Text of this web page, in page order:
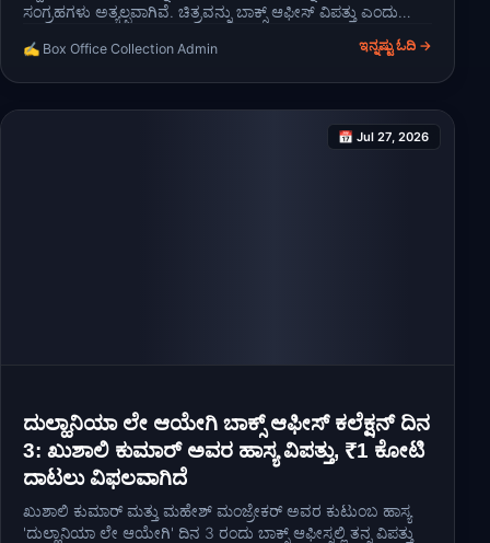
ಸಂಗ್ರಹಗಳು ಅತ್ಯಲ್ಪವಾಗಿವೆ. ಚಿತ್ರವನ್ನು ಬಾಕ್ಸ್ ಆಫೀಸ್ ವಿಪತ್ತು ಎಂದು
ವಿಫಲವಾಗಿದೆ.
✍️ Box Office Collection Admin ಇನ್ನಷ್ಟು ಓದಿ →
📅 Jul 27, 2026
ದುಲ್ಹಾನಿಯಾ ಲೇ ಆಯೇಗಿ ಬಾಕ್ಸ್ ಆಫೀಸ್ ಕಲೆಕ್ಷನ್ ದಿನ
3: ಖುಶಾಲಿ ಕುಮಾರ್ ಅವರ ಹಾಸ್ಯ ವಿಪತ್ತು, ₹1 ಕೋಟಿ
ದಾಟಲು ವಿಫಲವಾಗಿದೆ
ಖುಶಾಲಿ ಕುಮಾರ್ ಮತ್ತು ಮಹೇಶ್ ಮಂಜ್ರೇಕರ್ ಅವರ ಕುಟುಂಬ ಹಾಸ್ಯ
'ದುಲ್ಹಾನಿಯಾ ಲೇ ಆಯೇಗಿ' ದಿನ 3 ರಂದು ಬಾಕ್ಸ್ ಆಫೀಸ್ನಲ್ಲಿ ತನ್ನ ವಿಪತ್ತು